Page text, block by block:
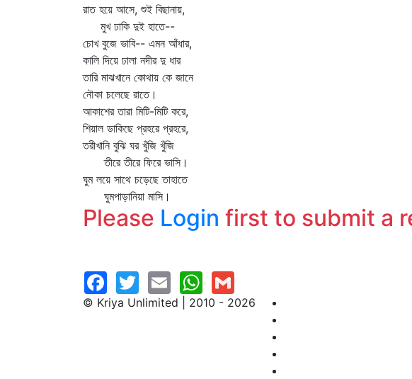
রাত হয়ে আসে, শুই বিছানায়,
মুখ ঢাকি দুই হাতে--
চোখ বুজে ভাবি-- এমন আঁধার,
কালি দিয়ে ঢালা নদীর দু ধার
তারি মাঝখানে কোথায় কে জানে
নৌকা চলেছে রাতে।
আকাশের তারা মিটি-মিটি করে,
শিয়াল ডাকিছে প্রহরে প্রহরে,
তরীখানি বুঝি ঘর খুঁজি খুঁজি
তীরে তীরে ফিরে ভাসি।
ঘুম লয়ে সাথে চড়েছে তাহাতে
ঘুমপাড়ানিয়া মাসি।
Please Login first to submit a
© Kriya Unlimited | 2010 - 2026